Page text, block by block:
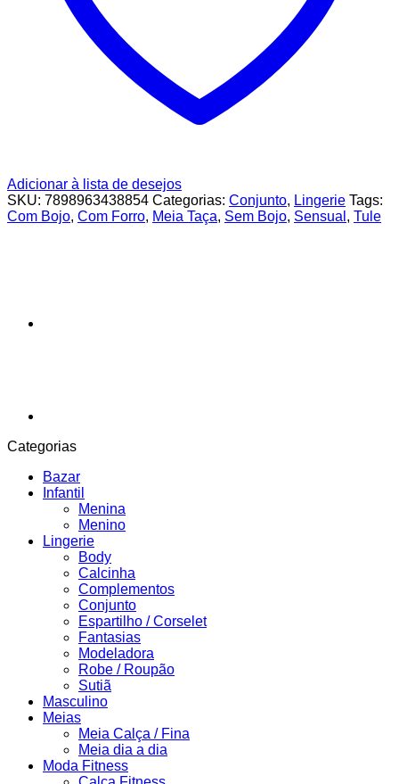
Adicionar à lista de desejos
SKU: 7898963438854 Categorias: Conjunto, Lingerie Tags:
Com Bojo, Com Forro, Meia Taça, Sem Bojo, Sensual , Tule
Categorias
Bazar
Infantil
Menina
Menino
Lingerie
Body
Calcinha
Complementos
Conjunto
Espartilho / Corselet
Fantasias
Modeladora
Robe / Roupão
Sutiã
Masculino
Meias
Meia Calça / Fina
Meia dia a dia
Moda Fitness